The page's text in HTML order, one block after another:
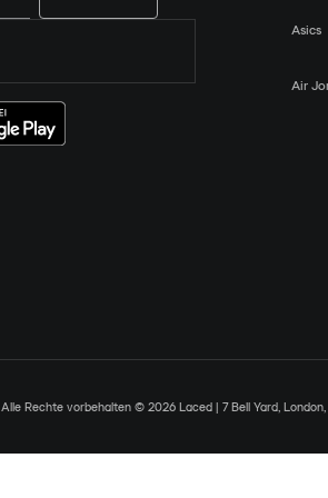
Asics
Air
Alle Rechte vorbehalten © 2026 Laced | 7 Bell Yard,